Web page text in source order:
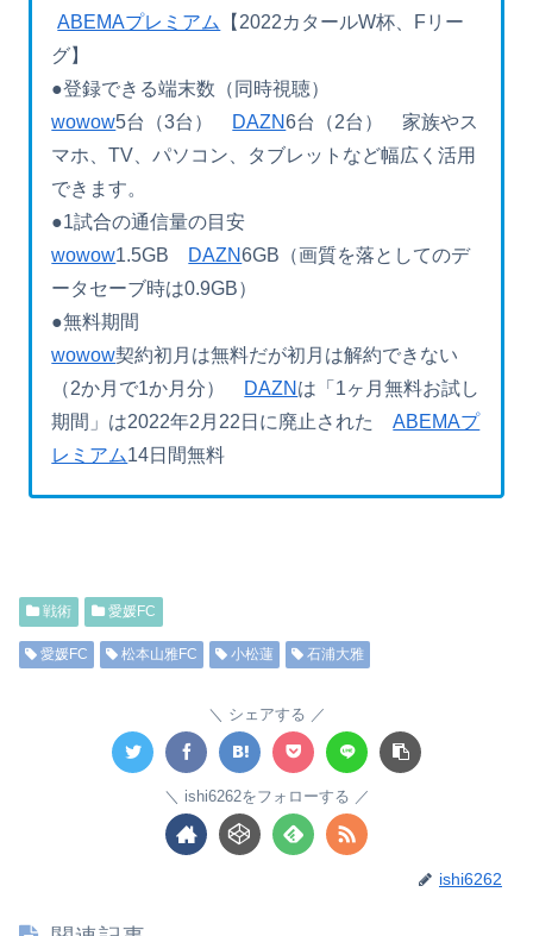
ABEMAプレミアム
【2022カタールW杯、Fリー
グ】
●登録できる端末数（同時視聴）
wowow5台（3台） DAZN6台（2台） 家族やス
マホ、TV、パソコン、タブレットなど幅広く活用
できます。
●1試合の通信量の目安
wowow1.5GB DAZN6GB（画質を落としてのデ
ータセーブ時は0.9GB）
●無料期間
wowow契約初月は無料だが初月は解約できない
（2か月で1か月分） DAZN は「1ヶ月無料お試し
期間」は2022年2月22日に廃止されたABEMAプ
レミアム14日間無料
戦術 愛媛FC
愛媛FC 松本山雅FC 小松蓮 石浦大雅
シェアする
ishi6262をフォローする
ishi6262